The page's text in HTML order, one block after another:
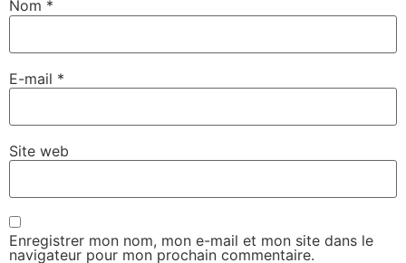
Nom *
E-mail *
Site web
Enregistrer mon nom, mon e-mail et mon site dans le
navigateur pour mon prochain commentaire.